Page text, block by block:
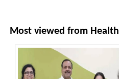
Most viewed from Health